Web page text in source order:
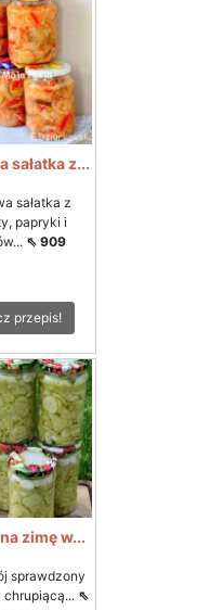
sałatka z...
sałatka z
papryki i
⇖ 909
przepis!
zimę w...
sprawdzony
chrupiącą... ⇖